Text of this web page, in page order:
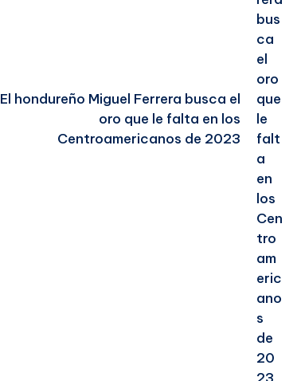
El hondureño Miguel Ferrera busca el
oro que le falta en los
Centroamericanos de 2023